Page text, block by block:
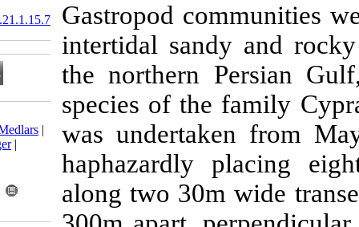
Gastropod
intertidal
the
species of
was
along two
20.1001.1.10261354.1391.21.1.15.7
Download citation:
BibTeX
RIS |EndNote|Medlars|
ProCite
Reference Manager|
Send citation to:
Mendeley
Zotero